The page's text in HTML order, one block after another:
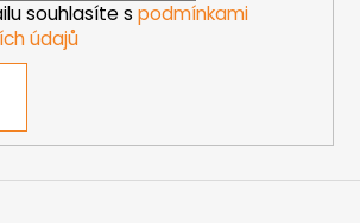
souhlasíte s podmínkami
údajů